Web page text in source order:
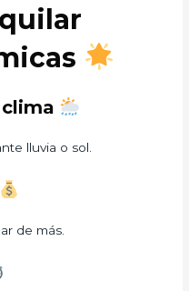
lluvia o sol.
de más.